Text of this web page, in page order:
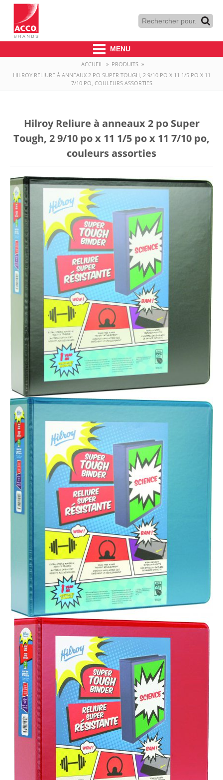
MENU
ACCUEIL » PRODUITS »
HILROY RELIURE À ANNEAUX 2 PO SUPER TOUGH, 2 9/10 PO X 11 1/5 PO X 11
7/10 PO, COULEURS ASSORTIES
Hilroy Reliure à anneaux 2 po Super
Tough, 2 9/10 po x 11 1/5 po x 11 7/10 po,
couleurs assorties